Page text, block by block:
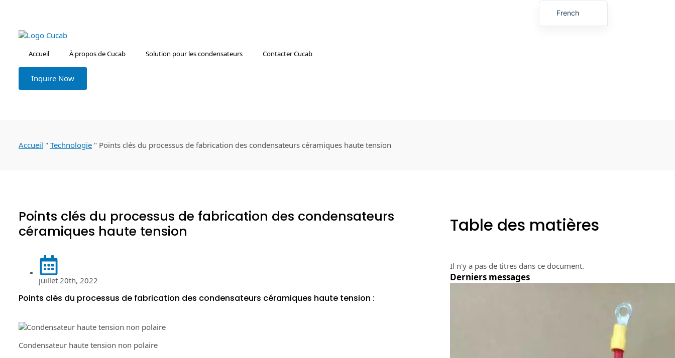
Accueil À propos de Cucab Solution pour les condensateurs Contacter Cucab
Inquire Now
Accueil " Technologie " Points clés du processus de fabrication des condensateurs céramiques haute tension
Points clés du processus de fabrication des condensateurs
céramiques haute tension
juillet 20th, 2022
Points clés du processus de fabrication des condensateurs céramiques haute tension :
Condensateur haute tension non polaire
Table des matières
Il n'y a pas de titres dans ce document.
Derniers messages
French
English